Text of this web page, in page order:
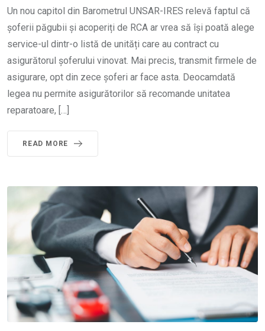
Un nou capitol din Barometrul UNSAR-IRES relevă faptul că
șoferii păgubii și acoperiți de RCA ar vrea să își poată alege
service-ul dintr-o listă de unități care au contract cu
asigurătorul șoferului vinovat. Mai precis, transmit firmele de
asigurare, opt din zece șoferi ar face asta. Deocamdată
legea nu permite asigurătorilor să recomande unitatea
reparatoare, […]
READ MORE